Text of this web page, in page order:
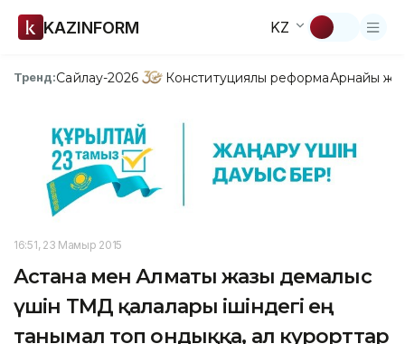
KAZINFORM KZ
Тренд:Сайлау-2026 Конституциялық реформаАрнайы
16:51, 23 Мамыр 2015
Астана мен Алматы жазғы демалыс
үшін ТМД қалалары ішіндегі ең
танымал топ ондыққа, ал курорттар